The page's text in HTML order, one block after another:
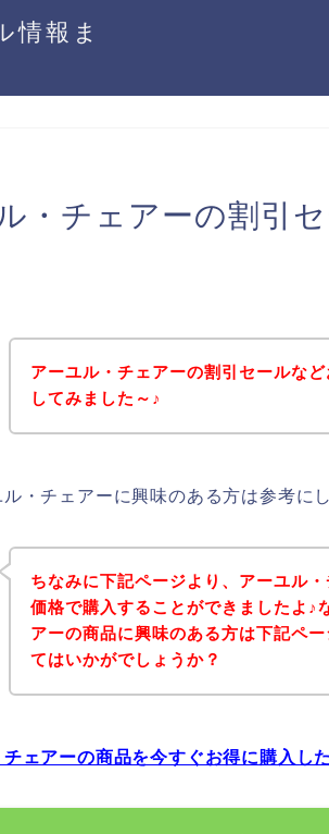
情報ま
・チェアーの割引
アーユル・チェアーの割引セールな
してみました～♪
・チェアーに興味のある方は参考に
ちなみに下記ページより、アーユル
価格で購入することができましたよ♪
アーの商品に興味のある方は下記ペ
てはいかがでしょうか？
ェアーの商品を今すぐお得に購入し